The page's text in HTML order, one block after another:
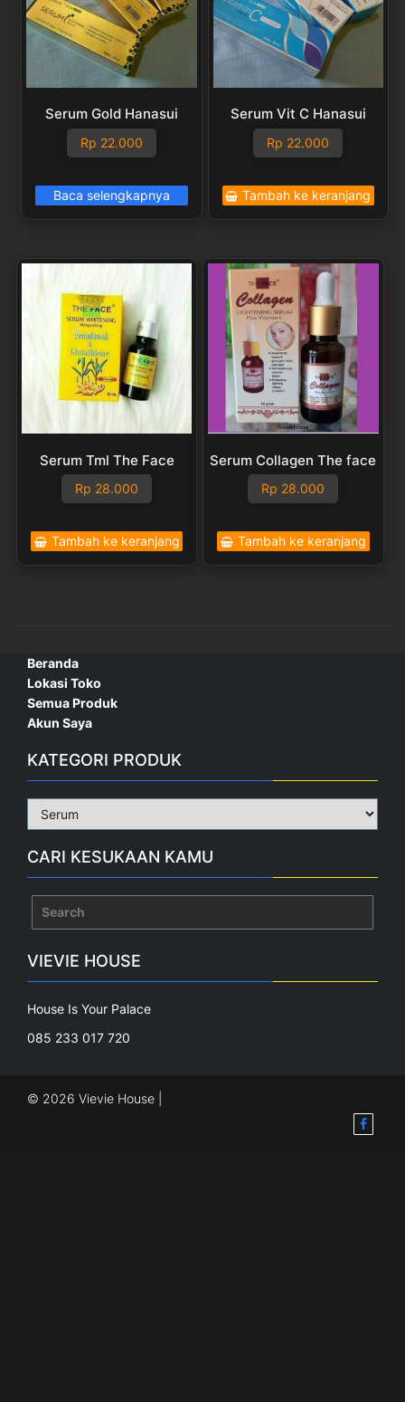
Serum Gold Hanasui
Rp 22.000
Baca selengkapnya
Serum Vit C Hanasui
Rp 22.000
Tambah ke keranjang
Serum Tml The Face
Rp 28.000
Tambah ke keranjang
Serum Collagen The face
Rp 28.000
Tambah ke keranjang
Beranda
Lokasi Toko
Semua Produk
Akun Saya
KATEGORI PRODUK
CARI KESUKAAN KAMU
VIEVIE HOUSE
House Is Your Palace
085 233 017 720
© 2026 Vievie House |